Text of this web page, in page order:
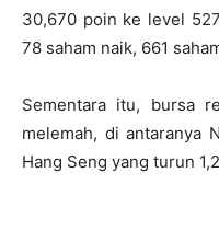
30,670 poin ke level
78 saham naik, 661
Sementara itu, bursa
melemah, di antaranya
Hang Seng yang turun